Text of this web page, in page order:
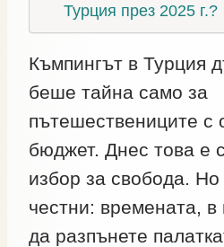
Турция през 2025 г.?
Къмпингът в Турция
беше тайна само за
пътешествениците с
бюджет. Днес това е
избор за свобода.
честни: времената, в
да разпънете